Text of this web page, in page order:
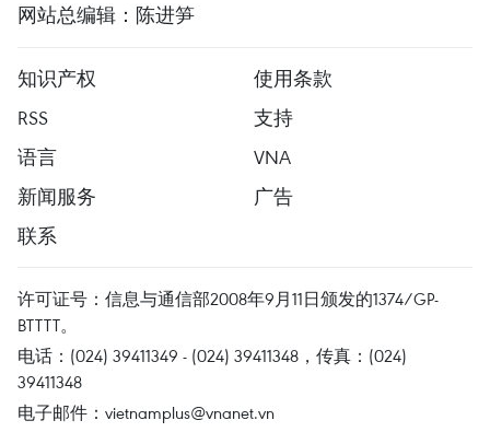
网站总编辑：陈进笋
知识产权
使用条款
RSS
支持
语言
VNA
新闻服务
广告
联系
许可证号：信息与通信部2008年9月11日颁发的1374/GP-
BTTTT。
电话：(024) 39411349 - (024) 39411348，传真：(024)
39411348
电子邮件： vietnamplus@vnanet.vn